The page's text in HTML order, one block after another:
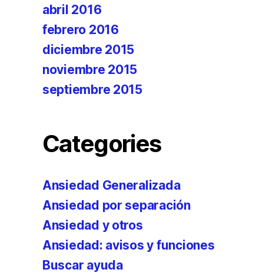
abril 2016
febrero 2016
diciembre 2015
noviembre 2015
septiembre 2015
Categories
Ansiedad Generalizada
Ansiedad por separación
Ansiedad y otros
Ansiedad: avisos y funciones
Buscar ayuda